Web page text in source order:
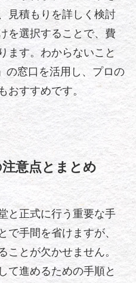
見積もりを詳しく検討
を選択することで、費
ます。わからないこと
の窓口を活用し、プロの
おすすめです。
意点とまとめ
と正式に行う重要な手
で手間を省けますが、
ことが欠かせません。
て進めるための手順と